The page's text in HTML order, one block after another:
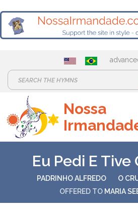
e
a
r
:
Nossa
Eu Pedi E Tive
PADRINHO ALFREDO O
OFFERED TO MARIA